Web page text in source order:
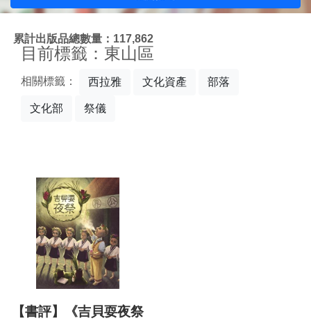
累計出版品總數量：117,862
目前標籤：東山區
相關標籤： 西拉雅 文化資產 部落
文化部 祭儀
【書評】《吉貝耍夜祭